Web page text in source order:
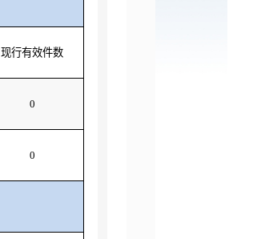
现行有效件数
0
0